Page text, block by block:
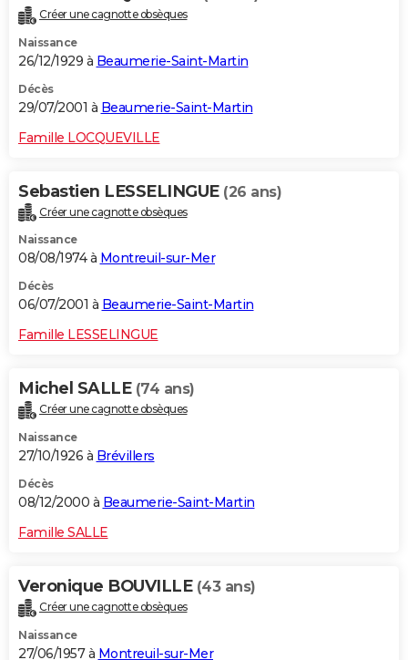
Créer une cagnotte obsèques
Naissance
26/12/1929 à Beaumerie-Saint-Martin
Décès
29/07/2001 à Beaumerie-Saint-Martin
Famille LOCQUEVILLE
Sebastien LESSELINGUE (26 ans)
Créer une cagnotte obsèques
Naissance
08/08/1974 à Montreuil-sur-Mer
Décès
06/07/2001 à Beaumerie-Saint-Martin
Famille LESSELINGUE
Michel SALLE (74 ans)
Créer une cagnotte obsèques
Naissance
27/10/1926 à Brévillers
Décès
08/12/2000 à Beaumerie-Saint-Martin
Famille SALLE
Veronique BOUVILLE (43 ans)
Créer une cagnotte obsèques
Naissance
27/06/1957 à Montreuil-sur-Mer